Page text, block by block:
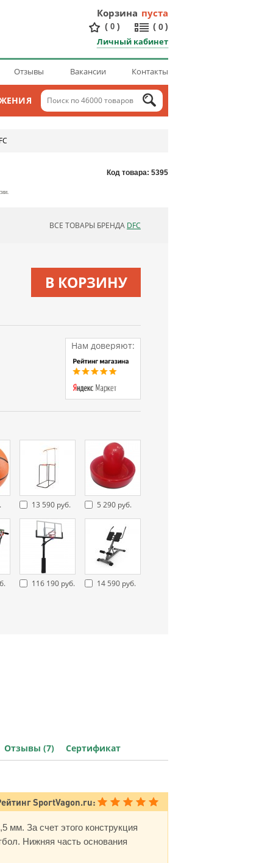
Корзина пуста
( 0 ) ( 0 )
Личный кабинет
Отзывы Вакансии Контакты
Код товара: 5395
ОБНОВЛЯЮ СПИСОК
ВСЕ ТОВАРЫ БРЕНДА DFC
В КОРЗИНУ
Нам доверяют:
13 590 руб. 5 290 руб.
116 190 руб. 14 590 руб.
Отзывы (7) Сертификат
SportVagon.ru:
мм. За счет этого конструкция
Нижняя часть основания